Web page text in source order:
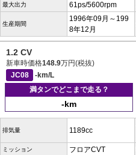
最大出力 61ps/5600rpm
生産期間
1996年09月～199
8年12月
1.2 CV
新車時価格148.9万円(税抜)
JC08
-km/L
満タンでどこまで走る？
-km
排気量 1189cc
ミッション フロアCVT